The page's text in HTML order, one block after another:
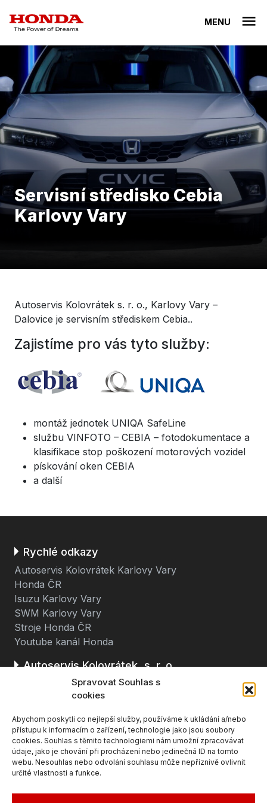
Spravovat Souhlas s
cookies
Abychom poskytli co nejlepší služby, používáme k ukládání a/nebo
přístupu k informacím o zařízení, technologie jako jsou soubory
cookies. Souhlas s těmito technologiemi nám umožní zpracovávat
údaje, jako je chování při procházení nebo jedinečná ID na tomto
webu. Nesouhlas nebo odvolání souhlasu může nepříznivě ovlivnit
určité vlastnosti a funkce.
MENU
Servisní středisko Cebia
Karlovy Vary
Autoservis Kolovrátek s. r. o., Karlovy Vary –
Dalovice je servisním střediskem Cebia..
Zajistíme pro vás tyto služby:
montáž jednotek UNIQA SafeLine
službu VINFOTO – CEBIA – fotodokumentace a
klasifikace stop poškození motorových vozidel
pískování oken CEBIA
a další
Rychlé odkazy
Autoservis Kolovrátek Karlovy Vary
Honda ČR
Isuzu Karlovy Vary
SWM Karlovy Vary
Stroje Honda ČR
Youtube kanál Honda
Autoservis Kolovrátek, s. r. o.
Stará cesta 116
362 63 Dalovice u Karlových Varů
(u čerpací stanice BENZINA, směr K. Vary - Ostrov)